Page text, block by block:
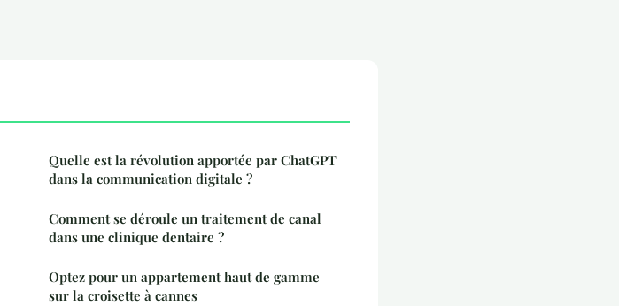
Quelle est la révolution apportée par ChatGPT
dans la communication digitale ?
Comment se déroule un traitement de canal
dans une clinique dentaire ?
Optez pour un appartement haut de gamme
sur la croisette à cannes